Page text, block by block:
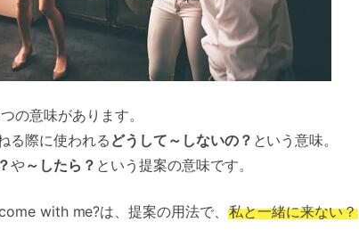
の意味があります。
る際に使われる どうして～しないの？ という意味。
や～したら？ という提案の意味です。
with me?は、提案の用法で、私と一緒に来ない？